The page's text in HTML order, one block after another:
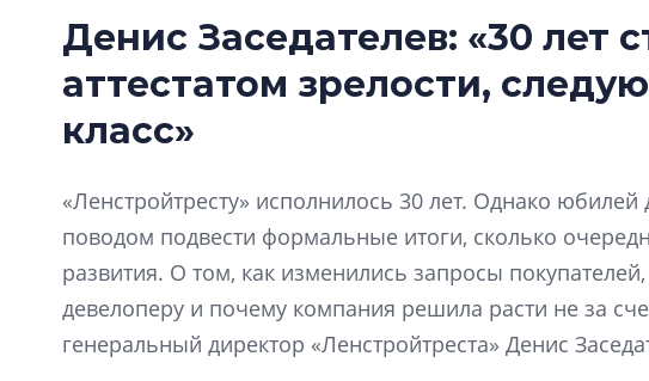
Денис Заседателев: «30 лет
аттестатом зрелости,
класс»
«Ленстройтресту» исполнилось 30 лет. Однако юбилей
поводом подвести формальные итоги, сколько
развития. О том, как изменились запросы
девелоперу и почему компания решила расти не за
генеральный директор «Ленстройтреста» Денис